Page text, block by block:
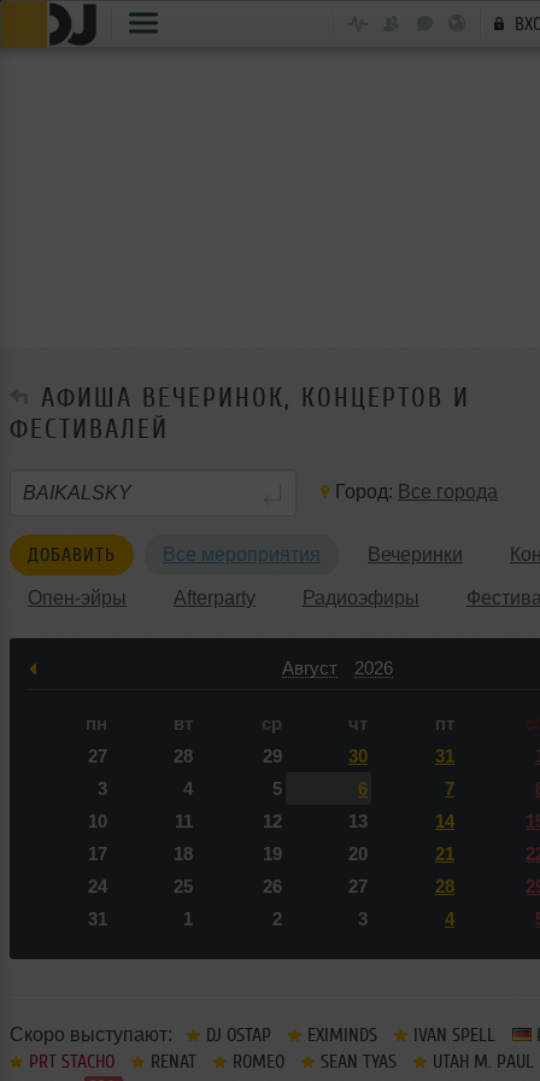
АФИША ВЕЧЕРИНОК, КОНЦЕРТОВ И
ФЕСТИВАЛЕЙ
Город: Все города
ДОБАВИТЬ Все мероприятия Вечеринки
Опен-эйры Afterparty Радиоэфиры
Август 2026
пн вт ср чт пт
27
28 29 30 31
3
4 5 6 7
10
11 12 13 14
17
18 19 20 21
24
25 26 27 28
31
1 2 3 4
Скоро выступают: DJ OSTAP EXIMINDS IVAN SPELL
PRT STACHO
RENAT ROMEO SEAN TYAS
UTAH M. PAUL